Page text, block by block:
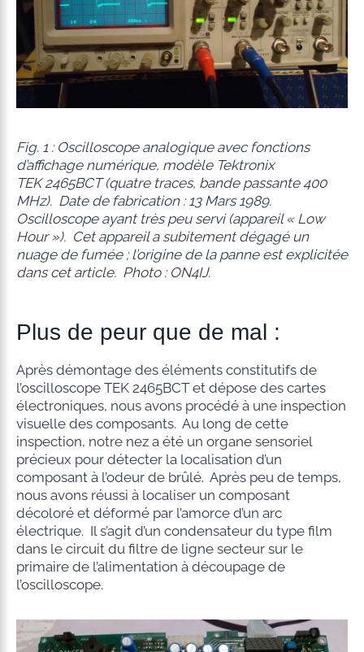
Fig. 1 : Oscilloscope analogique avec fonctions
d’affichage numérique, modèle Tektronix
TEK 2465BCT (quatre traces, bande passante 400
MHz). Date de fabrication : 13 Mars 1989.
Oscilloscope ayant très peu servi (appareil « Low
Hour »). Cet appareil a subitement dégagé un
nuage de fumée ; l’origine de la panne est explicitée
dans cet article. Photo : ON4IJ.
Plus de peur que de mal :
Après démontage des éléments constitutifs de
l’oscilloscope TEK 2465BCT et dépose des cartes
électroniques, nous avons procédé à une inspection
visuelle des composants. Au long de cette
inspection, notre nez a été un organe sensoriel
précieux pour détecter la localisation d’un
composant à l’odeur de brûlé. Après peu de temps,
nous avons réussi à localiser un composant
décoloré et déformé par l’amorce d’un arc
électrique. Il s’agit d’un condensateur du type film
dans le circuit du filtre de ligne secteur sur le
primaire de l’alimentation à découpage de
l’oscilloscope.